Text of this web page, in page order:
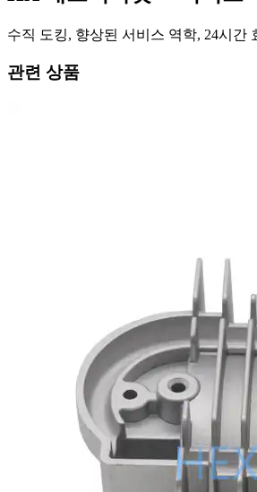
수직 도킹, 향상된 서비스 역학, 24시간
관련 상품